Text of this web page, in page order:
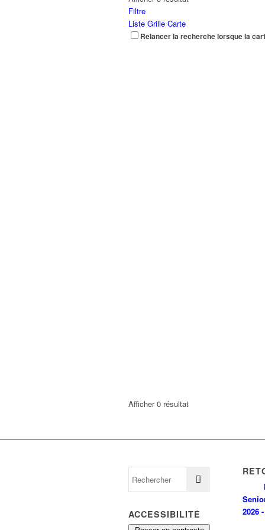
Filtre
Liste Grille Carte
Relancer la recherche lorsque la
Afficher 0 résultat
ACCESSIBILITÉ
2026